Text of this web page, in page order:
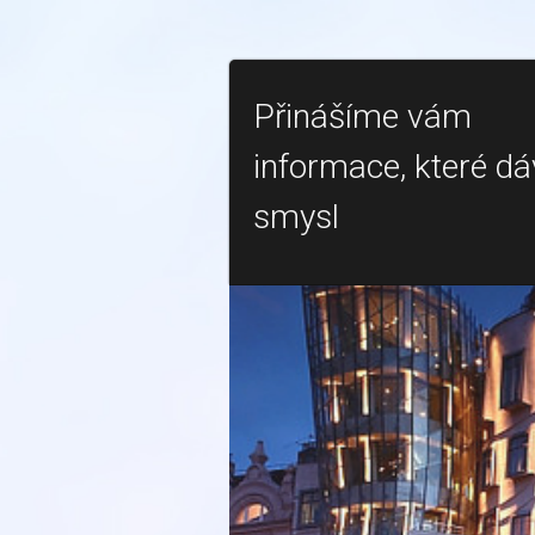
Přinášíme vám
informace, které
smysl